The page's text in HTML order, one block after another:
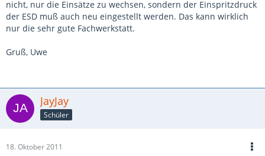
nicht, nur die Einsätze zu wechsen, sondern der Einspritzdruck
der ESD muß auch neu eingestellt werden. Das kann wirklich
nur die sehr gute Fachwerkstatt.
Gruß, Uwe
JayJay
Schüler
18. Oktober 2011